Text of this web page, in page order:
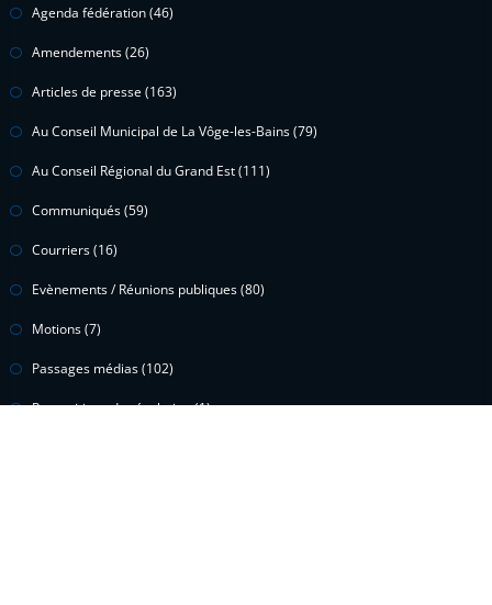
Agenda fédération(46)
Amendements(26)
Articles de presse (163)
Au Conseil Municipal de La Vôge-les-Bains(79)
Au Conseil Régional du Grand Est(111)
Communiqués(59)
Courriers(16)
Evènements / Réunions publiques(80)
Motions(7)
Passages médias(102)
Propositions de résolution(1)